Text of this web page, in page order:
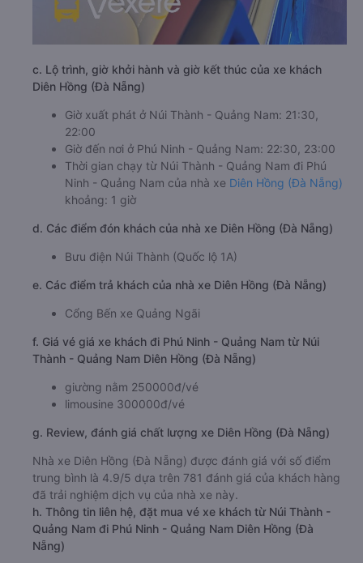
c. Lộ trình, giờ khởi hành và giờ kết thúc của xe khách
Diên Hồng (Đà Nẵng)
Giờ xuất phát ở Núi Thành - Quảng Nam: 21:30,
22:00
Giờ đến nơi ở Phú Ninh - Quảng Nam: 22:30, 23:00
Thời gian chạy từ Núi Thành - Quảng Nam đi Phú
Ninh - Quảng Nam của nhà xe Diên Hồng (Đà Nẵng)
khoảng: 1 giờ
d. Các điểm đón khách của nhà xe Diên Hồng (Đà Nẵng)
Bưu điện Núi Thành (Quốc lộ 1A)
e. Các điểm trả khách của nhà xe Diên Hồng (Đà Nẵng)
Cổng Bến xe Quảng Ngãi
f. Giá vé giá xe khách đi Phú Ninh - Quảng Nam từ Núi
Thành - Quảng Nam Diên Hồng (Đà Nẵng)
giường nằm 250000đ/vé
limousine 300000đ/vé
g. Review, đánh giá chất lượng xe Diên Hồng (Đà Nẵng)
Nhà xe Diên Hồng (Đà Nẵng) được đánh giá với số điểm
trung bình là 4.9/5 dựa trên 781 đánh giá của khách hàng
đã trải nghiệm dịch vụ của nhà xe này.
h. Thông tin liên hệ, đặt mua vé xe khách từ Núi Thành -
Quảng Nam đi Phú Ninh - Quảng Nam Diên Hồng (Đà
Nẵng)